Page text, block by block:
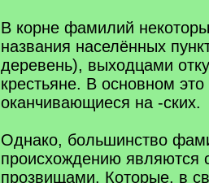
В корне фамилий
названия населённых
деревень), выходцами
крестьяне. В основном
оканчивающиеся на -ских.
Однако, большинство
происхождению являются
прозвищами. Которые, в